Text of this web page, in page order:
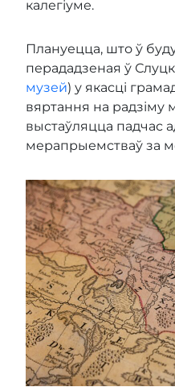
калегіуме.
Плануецца, што ў
перададзеная ў
музей) у якасці
вяртання на радзіму
выстаўляцца падчас
мерапрыемстваў за